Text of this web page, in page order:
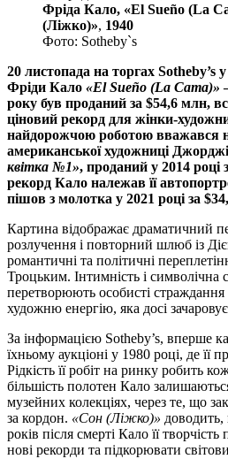
Фріда Кало, «El Sueño (La
(Ліжко)», 1940
Фото: Sotheby`s
20 листопада на торгах
Фріди Кало «El Sueño (La Cama)»
року був проданий за $54,6 млн,
ціновий рекорд для жінки-
найдорожчою роботою вважався
американської художниці
квітка №1», проданий у 2014 році
рекорд Кало належав її
пішов з молотка у 2021 році за
Картина відображає драматичний
розлучення і повторний шлюб із
романтичні та політичні
Троцьким. Інтимність і символічна
перетворюють особисті
художню енергію, яка досі
За інформацією Sotheby’s, вперше
їхньому аукціоні у 1980 році, де її
Рідкість її робіт на ринку робить
більшість полотен Кало
музейних колекціях, через те, що
за кордон. «Сон (Ліжко)» доводить,
років після смерті Кало її
нові рекорди та підкорювати